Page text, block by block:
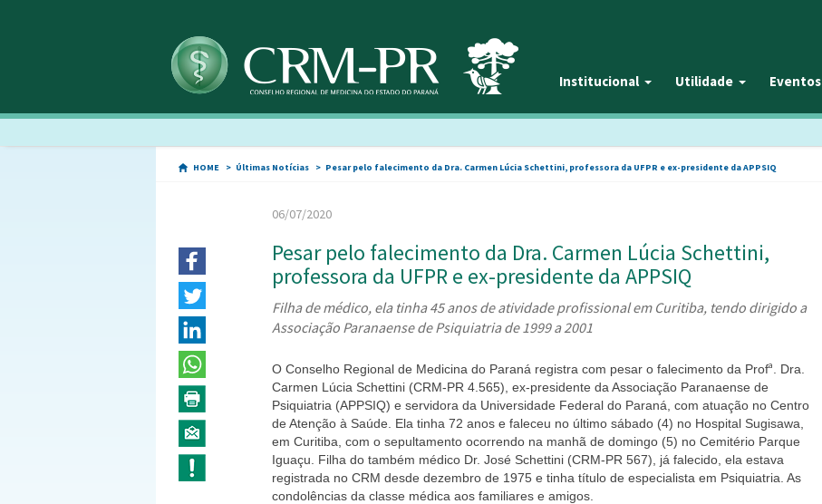
Institucional Utilidade Eventos
HOME Últimas Notícias Pesar pelo falecimento da Dra. Carmen Lúcia Schettini, professora da UFPR e ex-presidente da APPSIQ
06/07/2020
Pesar pelo falecimento da Dra. Carmen Lúcia Schettini,
professora da UFPR e ex-presidente da APPSIQ
Filha de médico, ela tinha 45 anos de atividade profissional em Curitiba, tendo dirigido a
Associação Paranaense de Psiquiatria de 1999 a 2001
O Conselho Regional de Medicina do Paraná registra com pesar o falecimento da Profª . Dra.
Carmen Lúcia Schettini (CRM-PR 4.565), ex-presidente da Associação Paranaense de
Psiquiatria (APPSIQ) e servidora da Universidade Federal do Paraná, com atuação no Centro
de Atenção à Saúde. Ela tinha 72 anos e faleceu no último sábado (4) no Hospital Sugisawa,
em Curitiba, com o sepultamento ocorrendo na manhã de domingo (5) no Cemitério Parque
Iguaçu. Filha do também médico Dr. José Schettini (CRM-PR 567), já falecido, ela estava
registrada no CRM desde dezembro de 1975 e tinha título de especialista em Psiquiatria. As
condolências da classe médica aos familiares e amigos.